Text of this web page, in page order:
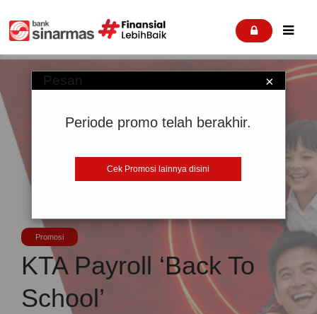
 
Promosi
KTA Payroll ‘Back To
School’
×
Pesan
Periode promo telah berakhir.
Cek Promosi lainnya disini